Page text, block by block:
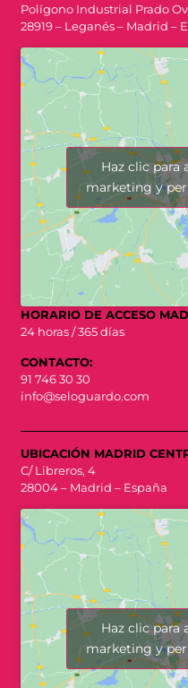
Polígono Industrial Prado
28919 – Leganés – Madrid –
Haz clic para
marketing y
HORARIO DE ACCESO
24 horas / 365 días
CONTACTO:
91 746 30 30
info@seloguardo.com
UBICACIÓN MADRID
C/ Libreros, 4
28004 – Madrid – España
Haz clic para
marketing y